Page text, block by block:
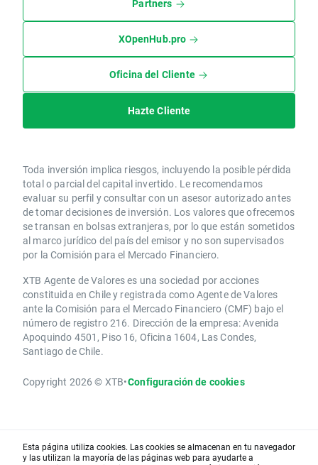
Partners
XOpenHub.pro
Oficina del Cliente
Hazte Cliente
Toda inversión implica riesgos, incluyendo la posible pérdida
total o parcial del capital invertido. Le recomendamos
evaluar su perfil y consultar con un asesor autorizado antes
de tomar decisiones de inversión. Los valores que ofrecemos
se transan en bolsas extranjeras, por lo que están sometidos
al marco jurídico del país del emisor y no son supervisados
por la Comisión para el Mercado Financiero.
XTB Agente de Valores es una sociedad por acciones
constituida en Chile y registrada como Agente de Valores
ante la Comisión para el Mercado Financiero (CMF) bajo el
número de registro 216. Dirección de la empresa: Avenida
Apoquindo 4501, Piso 16, Oficina 1604, Las Condes,
Santiago de Chile.
Copyright 2026 © XTB•Configuración de cookies
Esta página utiliza cookies. Las cookies se almacenan en tu navegador
y las utilizan la mayoría de las páginas web para ayudarte a